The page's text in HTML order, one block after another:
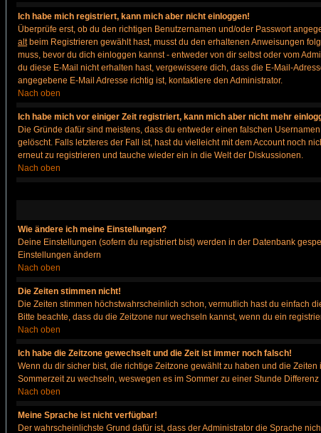
Ich habe mich registriert, kann mich aber nicht einloggen!
Überprüfe erst, ob du den richtigen Benutzernamen und/oder Passwort
altbeim Registrieren gewählt hast, musst du den erhaltenen Anweisungen
muss, bevor du dich einloggen kannst - entweder von dir selbst oder vom
du diese E-Mail nicht erhalten hast, vergewissere dich, dass die E-Mail-
angegebene E-Mail Adresse richtig ist, kontaktiere den Administrator.
Nach oben
Ich habe mich vor einiger Zeit registriert, kann mich aber nicht mehr
Die Gründe dafür sind meistens, dass du entweder einen falschen
gelöscht. Falls letzteres der Fall ist, hast du vielleicht mit dem Account noch
erneut zu registrieren und tauche wieder ein in die Welt der Diskussionen.
Nach oben
Wie ändere ich meine Einstellungen?
Deine Einstellungen (sofern du registriert bist) werden in der Datenbank
Einstellungen ändern
Nach oben
Die Zeiten stimmen nicht!
Die Zeiten stimmen höchstwahrscheinlich schon, vermutlich hast du einfach
Bitte beachte, dass du die Zeitzone nur wechseln kannst, wenn du ein
Nach oben
Ich habe die Zeitzone gewechselt und die Zeit ist immer noch falsch!
Wenn du dir sicher bist, die richtige Zeitzone gewählt zu haben und die
Sommerzeit zu wechseln, weswegen es im Sommer zu einer Stunde
Nach oben
Meine Sprache ist nicht verfügbar!
Der wahrscheinlichste Grund dafür ist, dass der Administrator die Sprache